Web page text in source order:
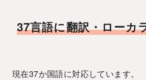
37言語に翻訳・ローカ
現在37か国語に対応しています。